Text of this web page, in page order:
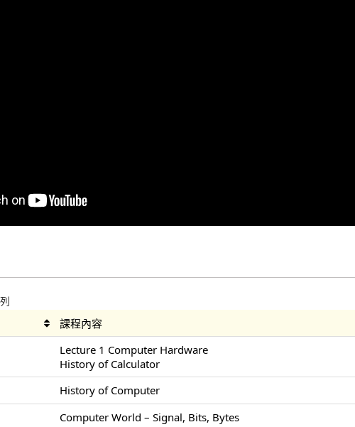
課程內容
Lecture 1 Computer Hardware
History of Calculator
History of Computer
Computer World – Signal, Bits, Bytes